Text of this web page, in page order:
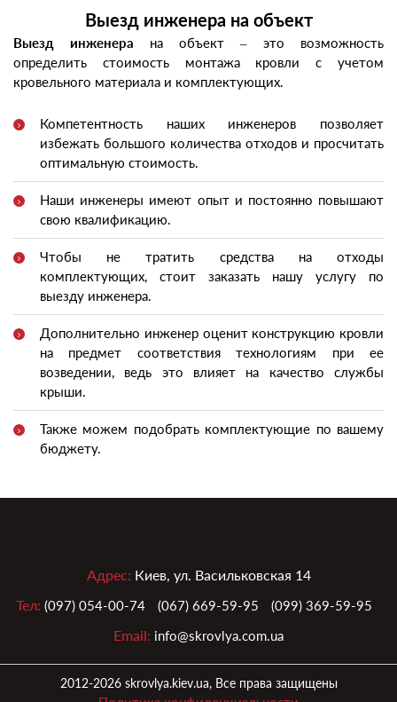
Выезд инженера на объект
Выезд инженера на объект – это возможность
определить стоимость монтажа кровли с учетом
кровельного материала и комплектующих.
Компетентность наших инженеров позволяет
избежать большого количества отходов и просчитать
оптимальную стоимость.
Наши инженеры имеют опыт и постоянно повышают
свою квалификацию.
Чтобы не тратить средства на отходы
комплектующих, стоит заказать нашу услугу по
выезду инженера.
Дополнительно инженер оценит конструкцию кровли
на предмет соответствия технологиям при ее
возведении, ведь это влияет на качество службы
крыши.
Также можем подобрать комплектующие по вашему
бюджету.
Адрес: Киев, ул. Васильковская 14
Тел: (097) 054-00-74 (067) 669-59-95 (099) 369-59-95
Email: info@skrovlya.com.ua
2012-2026 skrovlya.kiev.ua, Все права защищены